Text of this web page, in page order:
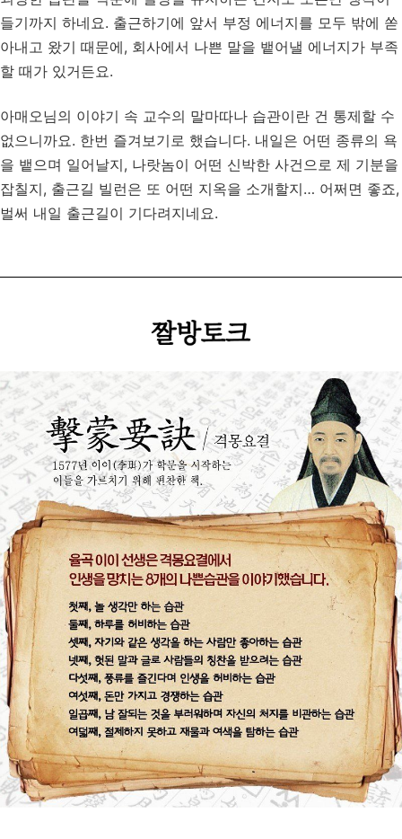
들기까지 하네요. 출근하기에 앞서 부정 에너지를 모두 밖에 쏟
아내고 왔기 때문에, 회사에서 나쁜 말을 뱉어낼 에너지가 부족
할 때가 있거든요.
아매오님의 이야기 속 교수의 말마따나 습관이란 건 통제할 수
없으니까요. 한번 즐겨보기로 했습니다. 내일은 어떤 종류의 욕
을 뱉으며 일어날지, 나랏놈이 어떤 신박한 사건으로 제 기분을
잡칠지, 출근길 빌런은 또 어떤 지옥을 소개할지… 어쩌면 좋죠,
벌써 내일 출근길이 기다려지네요.